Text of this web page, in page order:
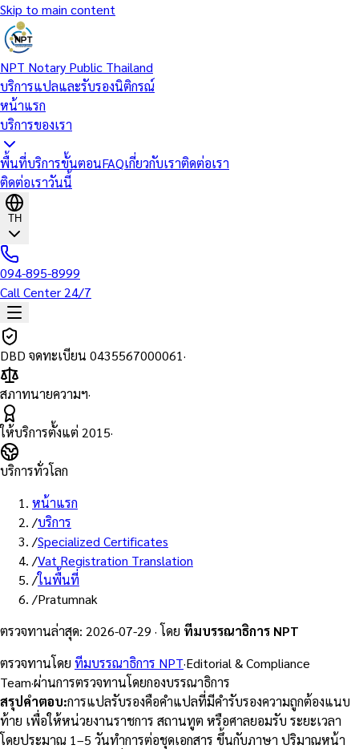
Skip to main content
NPT Notary Public Thailand
บริการแปลและรับรองนิติกรณ์
หน้าแรก
บริการของเรา
พื้นที่บริการขั้นตอนFAQเกี่ยวกับเราติดต่อเรา
ติดต่อเราวันนี้
TH
094-895-8999
Call Center 24/7
DBD จดทะเบียน 0435567000061·
สภาทนายความฯ·
ให้บริการตั้งแต่ 2015·
บริการทั่วโลก
หน้าแรก
/บริการ
/Specialized Certificates
/Vat Registration Translation
/ในพื้นที่
/Pratumnak
ตรวจทานล่าสุด: 2026-07-29 · โดย ทีมบรรณาธิการ NPT
ตรวจทานโดย ทีมบรรณาธิการ NPT·Editorial & Compliance
Team·ผ่านการตรวจทานโดยกองบรรณาธิการ
สรุปคำตอบ:การแปลรับรองคือคำแปลที่มีคำรับรองความถูกต้องแนบ
ท้าย เพื่อให้หน่วยงานราชการ สถานทูต หรือศาลยอมรับ ระยะเวลา
โดยประมาณ 1–5 วันทำการต่อชุดเอกสาร ขึ้นกับภาษา ปริมาณหน้า